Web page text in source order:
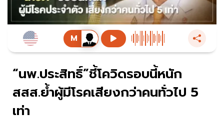
“นพ.ประสิทธิ์”ชี้โควิดรอบนี้หนัก
สสส.ย้ำผู้มีโรคเสียงกว่าคนทั่วไป 5
เท่า